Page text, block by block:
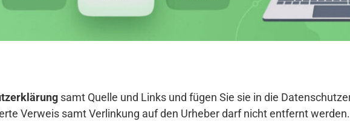
samt Quelle und Links und fügen Sie sie in die
Verweis samt Verlinkung auf den Urheber darf nicht entfernt